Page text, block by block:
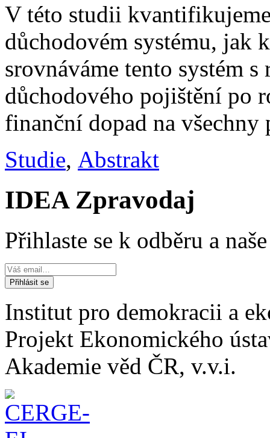
V této studii
důchodovém systému, jak
srovnáváme tento systém
důchodového pojištění po
finanční dopad na
Studie, Abstrakt
IDEA Zpravodaj
Přihlaste se k odběru a
Institut pro demokracii a
Projekt Ekonomického
Akademie věd ČR, v.v.i.